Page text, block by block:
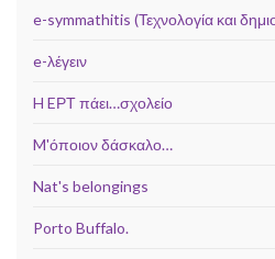
e-symmathitis (Τεχνολογία και
e-λέγειν
H EΡΤ πάει…σχολείο
M'όποιον δάσκαλο…
Nat's belongings
Porto Buffalo.